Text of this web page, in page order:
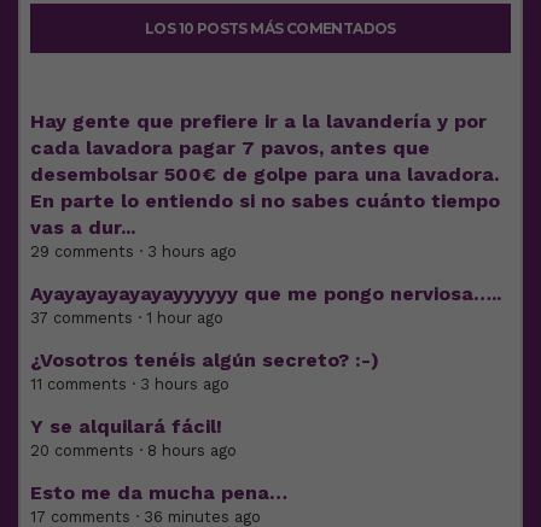
LOS 10 POSTS MÁS COMENTADOS
Hay gente que prefiere ir a la lavandería y por
cada lavadora pagar 7 pavos, antes que
desembolsar 500€ de golpe para una lavadora.
En parte lo entiendo si no sabes cuánto tiempo
vas a dur...
29 comments · 3 hours ago
Ayayayayayayayyyyyy que me pongo nerviosa…..
37 comments · 1 hour ago
¿Vosotros tenéis algún secreto? :-)
11 comments · 3 hours ago
Y se alquilará fácil!
20 comments · 8 hours ago
Esto me da mucha pena…
17 comments · 36 minutes ago